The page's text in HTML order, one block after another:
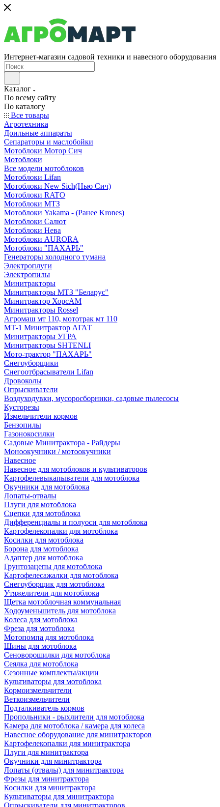
Интернет-магазин садовой техники и навесного оборудования
Каталог
По всему сайту
По каталогу
Все товары
Агротехника
Доильные аппараты
Сепараторы и маслобойки
Мотоблоки Мотор Сич
Мотоблоки
Все модели мотоблоков
Мотоблоки Lifan
Мотоблоки New Sich(Нью Сич)
Мотоблоки RATO
Мотоблоки МТЗ
Мотоблоки Yakama - (Ранее Krones)
Мотоблоки Салют
Мотоблоки Нева
Мотоблоки AURORA
Мотоблоки "ПАХАРЬ"
Генераторы холодного тумана
Электроплуги
Электропилы
Минитракторы
Минитракторы МТЗ "Беларус"
Минитрактор ХорсАМ
Минитракторы Rossel
Агромаш мт 110, мототрак мт 110
МТ-1 Минитрактор АГАТ
Минитракторы УГРА
Минитракторы SHTENLI
Мото-трактор "ПАХАРЬ"
Снегоуборщики
Снегоотбрасыватели Lifan
Дровоколы
Опрыскиватели
Воздуходувки, мусоросборники, cадовые пылесосы
Кусторезы
Измельчители кормов
Бензопилы
Газонокосилки
Садовые Минитрактора - Райдеры
Моноокучники / мотоокучники
Навесное
Навесное для мотоблоков и культиваторов
Картофелевыкапыватели для мотоблока
Окучники для мотоблока
Лопаты-отвалы
Плуги для мотоблока
Сцепки для мотоблока
Дифференциалы и полуоси для мотоблока
Картофелекопалки для мотоблока
Косилки для мотоблока
Борона для мотоблока
Адаптер для мотоблока
Грунтозацепы для мотоблока
Картофелесажалки для мотоблока
Снегоуборщик для мотоблока
Утяжелители для мотоблока
Щетка мотоблочная коммунальная
Ходоуменьшитель для мотоблока
Колеса для мотоблока
Фреза для мотоблока
Мотопомпа для мотоблока
Шины для мотоблока
Сеноворошилки для мотоблока
Сеялка для мотоблока
Сезонные комплекты/акции
Культиваторы для мотоблока
Кормоизмельчители
Веткоизмельчители
Подталкиватель кормов
Пропольники - рыхлители для мотоблока
Камера для мотоблока / камера для колеса
Навесное оборудование для минитракторов
Картофелекопалки для минитрактора
Плуги для минитрактора
Окучники для минитрактора
Лопаты (отвалы) для минитрактора
Фрезы для минитрактора
Косилки для минитрактора
Культиваторы для минитрактора
Опрыскиватели для минитракторов